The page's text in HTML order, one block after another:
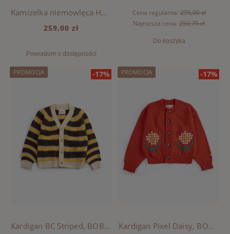
Kamizelka niemowlęca Harvey BABY z wełny merino Hvid - Light Blue
259,00 zł
Powiadom o dostępności
Cena regularna:295,00 zł
Najniższa cena: 250,75 zł
Do koszyka
-17%
Kardigan BC Striped, BOBO CHOSES - YELLOW
PROMOCJA -17%
Kardigan Pixel Daisy, BOBO CHOSES - RED
PROMOCJA